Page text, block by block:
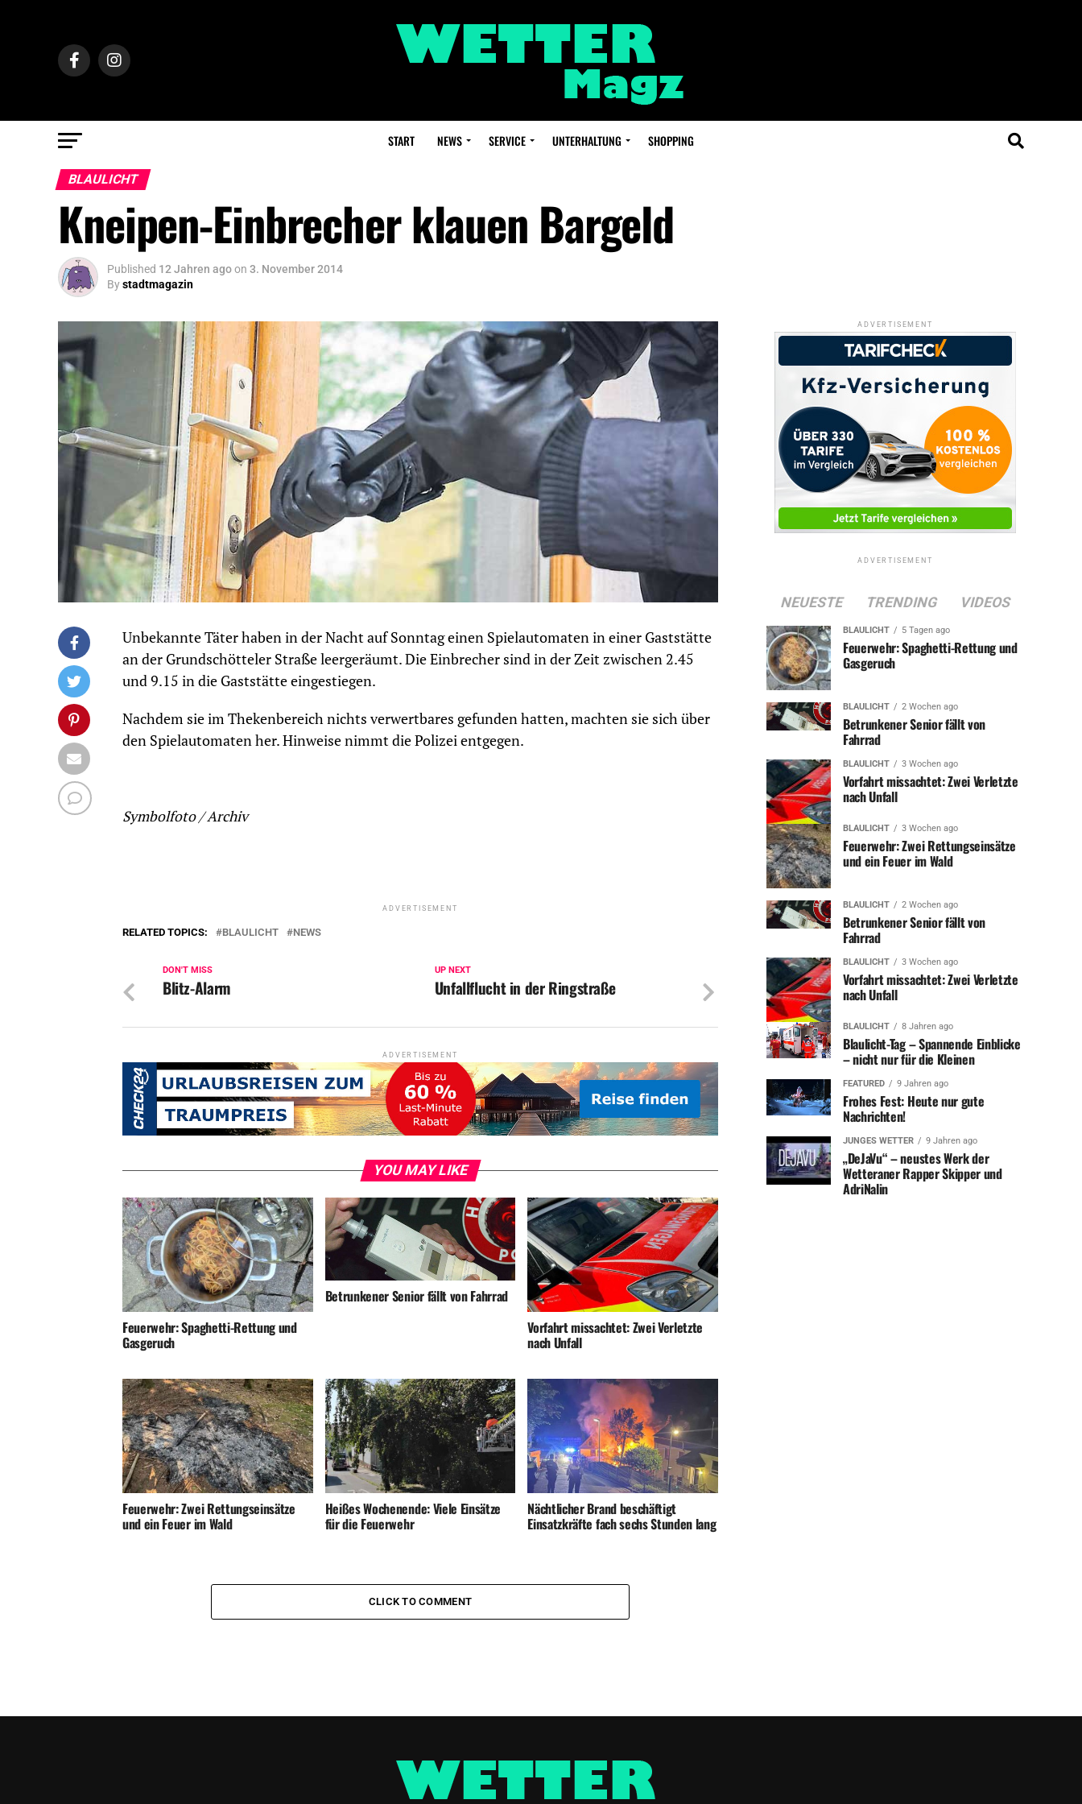
START NEWS SERVICE UNTERHALTUNG SHOPPING
BLAULICHT
Kneipen-Einbrecher klauen Bargeld
Published 12 Jahren agoon 3. November 2014
Bystadtmagazin
Unbekannte Täter haben in der Nacht auf Sonntag einen Spielautomaten in einer Gaststätte
an der Grundschötteler Straße leergeräumt. Die Einbrecher sind in der Zeit zwischen 2.45
und 9.15 in die Gaststätte eingestiegen.
Nachdem sie im Thekenbereich nichts verwertbares gefunden hatten, machten sie sich über
den Spielautomaten her. Hinweise nimmt die Polizei entgegen.
Symbolfoto / Archiv
ADVERTISEMENT
RELATED TOPICS: BLAULICHT NEWS
UP NEXT
Unfallflucht in der Ringstraße
DON'T MISS
Blitz-Alarm
ADVERTISEMENT
YOU MAY LIKE
Feuerwehr: Spaghetti-Rettung und
Gasgeruch
Betrunkener Senior fällt von Fahrrad
Vorfahrt missachtet: Zwei Verletzte
nach Unfall
Feuerwehr: Zwei Rettungseinsätze
und ein Feuer im Wald
Heißes Wochenende: Viele Einsätze
für die Feuerwehr
Nächtlicher Brand beschäftigt
Einsatzkräfte fach sechs Stunden lang
CLICK TO COMMENT
ADVERTISEMENT
ADVERTISEMENT
NEUESTE TRENDING VIDEOS
BLAULICHT 5 Tagen ago
Feuerwehr: Spaghetti-Rettung und
Gasgeruch
BLAULICHT 2 Wochen ago
Betrunkener Senior fällt von
Fahrrad
BLAULICHT 3 Wochen ago
Vorfahrt missachtet: Zwei Verletzte
nach Unfall
BLAULICHT 3 Wochen ago
Feuerwehr: Zwei Rettungseinsätze
und ein Feuer im Wald
BLAULICHT 2 Wochen ago
Betrunkener Senior fällt von
Fahrrad
BLAULICHT 3 Wochen ago
Vorfahrt missachtet: Zwei Verletzte
nach Unfall
BLAULICHT 8 Jahren ago
Blaulicht-Tag – Spannende Einblicke
– nicht nur für die Kleinen
FEATURED 9 Jahren ago
Frohes Fest: Heute nur gute
Nachrichten!
JUNGES WETTER 9 Jahren ago
„DeJaVu“ – neustes Werk der
Wetteraner Rapper Skipper und
AdriNalin